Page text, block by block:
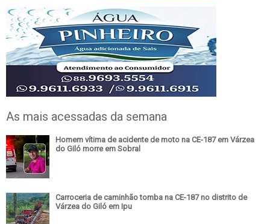
As mais acessadas da semana
Homem vítima de acidente de moto na CE-187 em Várzea
do Giló morre em Sobral
Carroceria de caminhão tomba na CE-187 no distrito de
Várzea do Giló em Ipu